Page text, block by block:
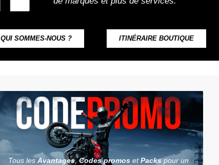
QUI SOMMES-NOUS ? ITINÉRAIRE BOUTIQUE
Tous les Avantages,Codes promosetPackspour un